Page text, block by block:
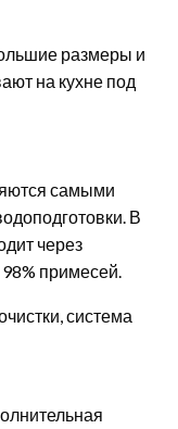
размеры и
на кухне под
самыми
В
через
примесей.
система